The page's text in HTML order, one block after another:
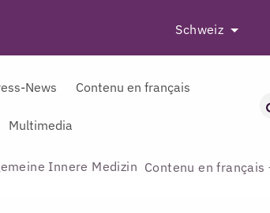
Schweiz
News Contenu en français
Multimedia
Innere Medizin Contenu en français